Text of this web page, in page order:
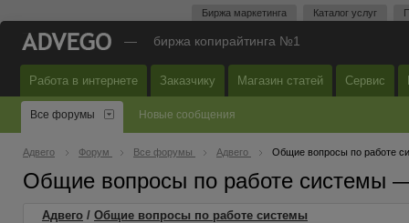
Биржа маркетинга Каталог услуг
— биржа копирайтинга №1
Работа в интернете Заказчику Магазин статей Сервис
Все форумы Новые сообщения
Адвего Форум Все форумы Адвего Общие вопросы по работе
Общие вопросы по работе системы
Адвего / Общие вопросы по работе системы